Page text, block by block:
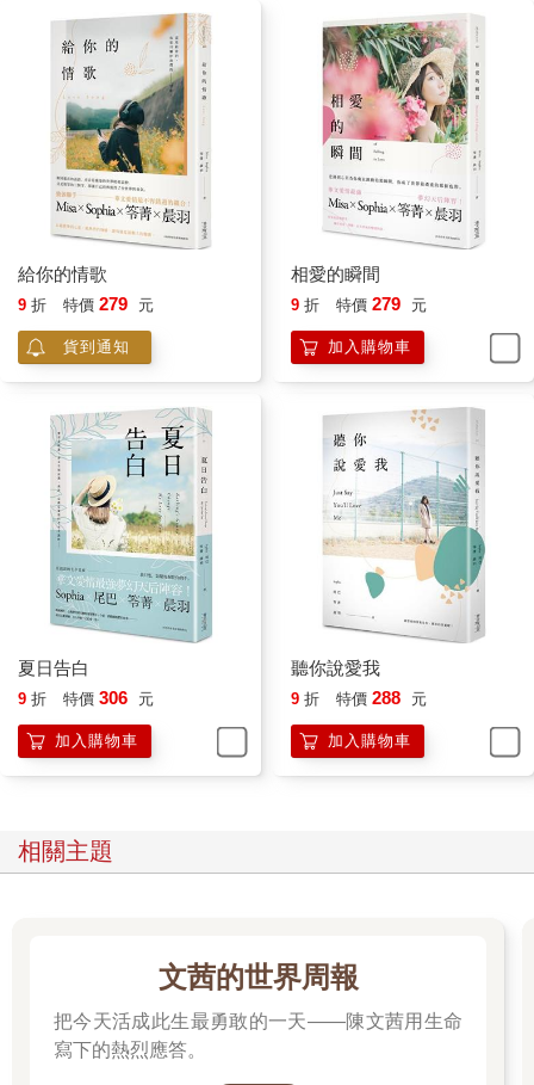
給你的情歌
9 折 特價 279 元
貨到通知
相愛的瞬間
9 折 特價 279 元
加入購物車
夏日告白
9 折 特價 306 元
加入購物車
聽你說愛我
9 折 特價 288 元
加入購物車
相關主題
文茜的世界周報
把今天活成此生最勇敢的一天——陳文茜用生命
寫下的熱烈應答。